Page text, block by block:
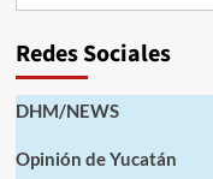
Redes Sociales
DHM/NEWS
Opinión de Yucatán